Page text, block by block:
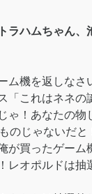
ラハムちゃん
ム機を返しなさ
「これはネネの
ゃ！あなたの物
のじゃないだ
が買ったゲーム
レオポルドは抽